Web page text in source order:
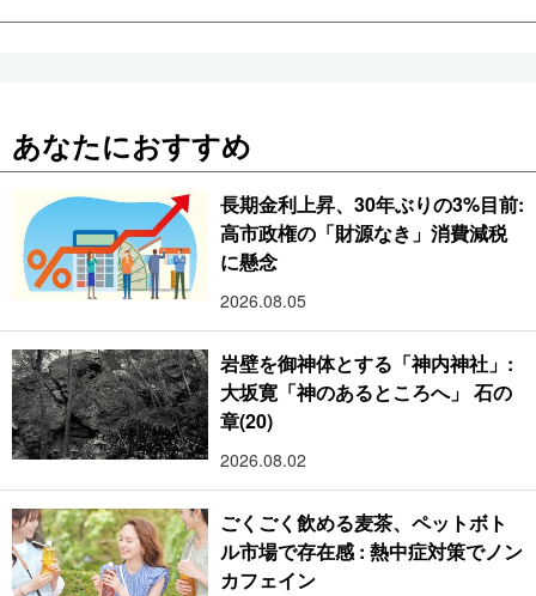
あなたにおすすめ
長期金利上昇、30年ぶりの3%目前:
高市政権の「財源なき」消費減税
に懸念
2026.08.05
岩壁を御神体とする「神内神社」:
大坂寛「神のあるところへ」 石の
章(20)
2026.08.02
ごくごく飲める麦茶、ペットボト
ル市場で存在感 : 熱中症対策でノン
カフェイン